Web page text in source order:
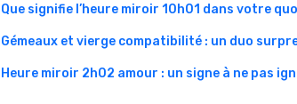
Que signifie l’heure miroir 10h01 dans votre
Gémeaux et vierge compatibilité : un duo
Heure miroir 2h02 amour : un signe à ne pas